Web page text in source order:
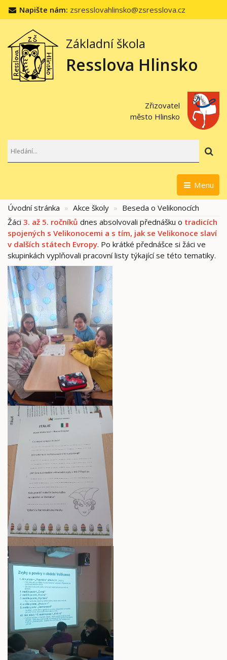
Napište nám: zsresslovahlinsko@zsresslova.cz
Základní škola
Resslova Hlinsko
Zřizovatel
město Hlinsko
Menu
Úvodní stránka Akce školy
Beseda o Velikonocích
Žáci 3. až 5. ročníků dnes absolvovali přednášku o tradicích
spojených s Velikonocemi a s tím, jak se Velikonoce slaví
v dalších státech Evropy. Po krátké přednášce si žáci ve
skupinkách vyplňovali pracovní listy týkající se této tematiky.